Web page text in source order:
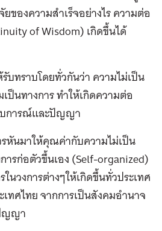
ของความสำเร็จอย่างไร ความต่อ
of Wisdom) เกิดขึ้นได้
บทราบโดยทั่วกันว่า ความไม่เป็น
ป็นทางการ ทำให้เกิดความต่อ
บการณ์และปัญญา
หันมาให้คุณค่ากับความไม่เป็น
รก่อตัวขึ้นเอง (Self-organized)
นวงการต่างๆให้เกิดขึ้นทั่วประเทศ
ทศไทย จากการเป็นสังคมอำนาจ
ญญา